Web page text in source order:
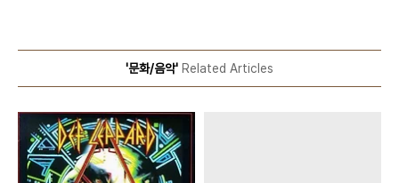
'문화/음악' Related Articles